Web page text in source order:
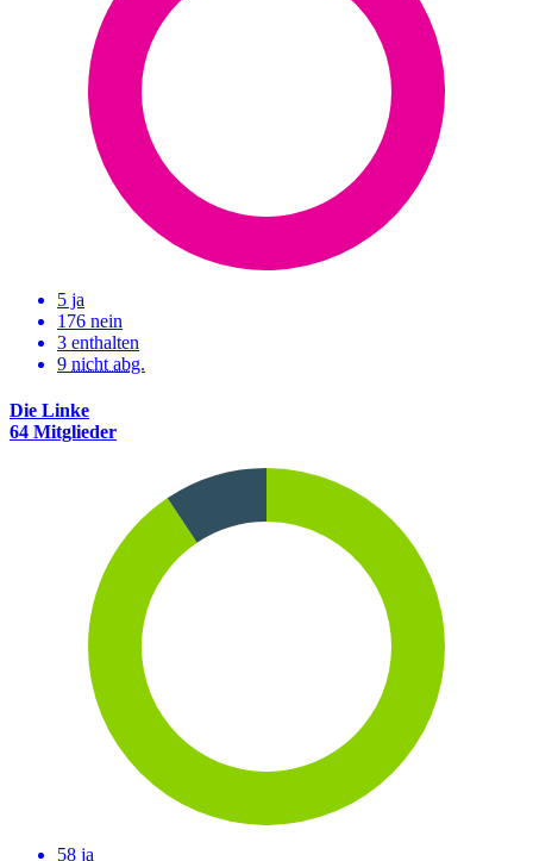
5 ja
176 nein
3 enthalten
9 nicht abg.
Die Linke
64 Mitglieder
58 ja